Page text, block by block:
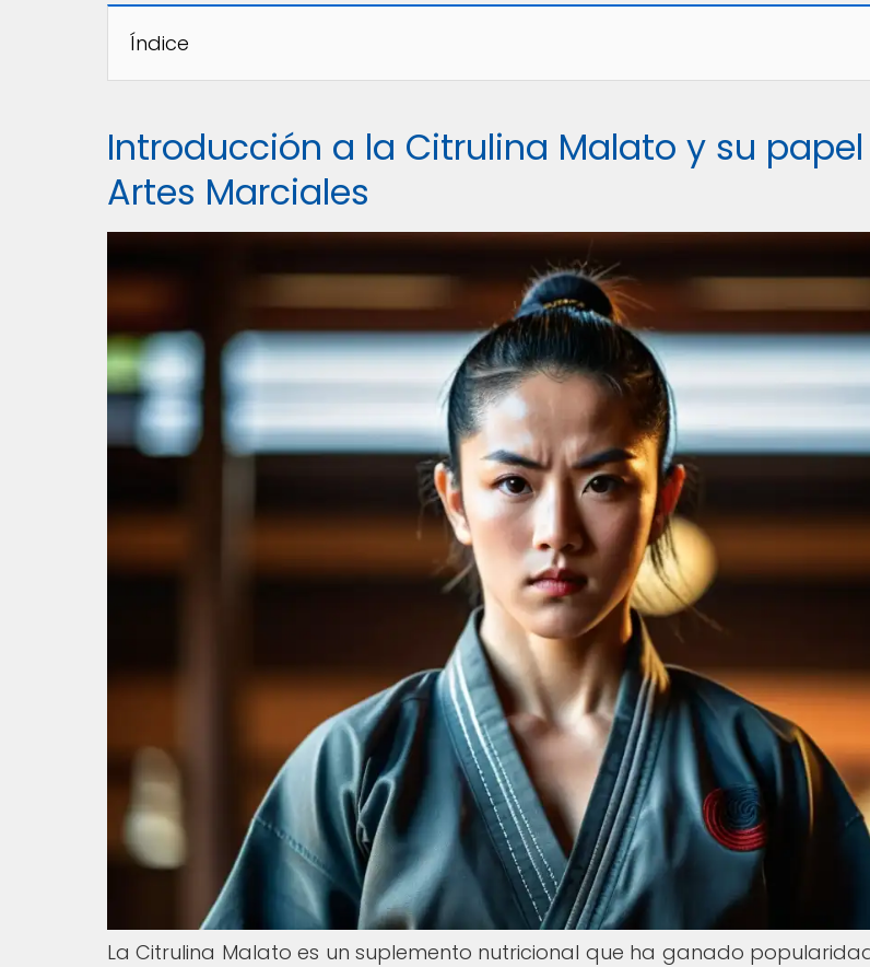
Índice
Introducción a la Citrulina Malato y su
Artes Marciales
La Citrulina Malato es un suplemento nutricional que ha ganado